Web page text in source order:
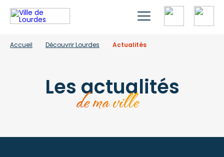
Accueil Découvrir Lourdes Actualités
Les actualités
de ma ville